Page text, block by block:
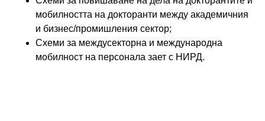
мобилността на докторанти между академичния
и бизнес/промишления сектор;
Схеми за междусекторна и международна
мобилност на персонала зает с НИРД.